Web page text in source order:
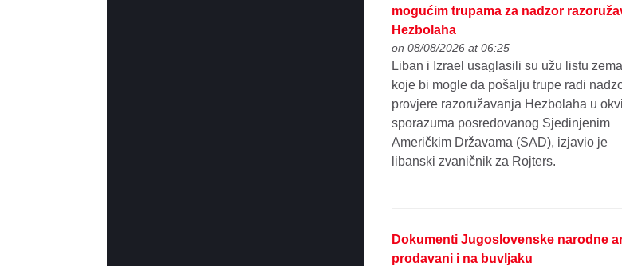
mogućim trupama za nadzor
Hezbolaha
on 08/08/2026 at 06:25
Liban i Izrael usaglasili su užu listu
koje bi mogle da pošalju trupe radi
provjere razoružavanja Hezbolaha u
sporazuma posredovanog Sjedinjenim
Američkim Državama (SAD), izjavio je
libanski zvaničnik za Rojters.
Dokumenti Jugoslovenske narodne
prodavani i na buvljaku